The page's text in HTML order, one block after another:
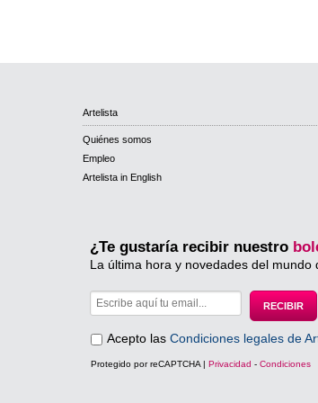
Artelista
Quiénes somos
Empleo
Artelista in English
¿Te gustaría recibir nuestro
La última hora y novedades del
Acepto las Condiciones legales de
Protegido por reCAPTCHA | Privacidad - Condiciones